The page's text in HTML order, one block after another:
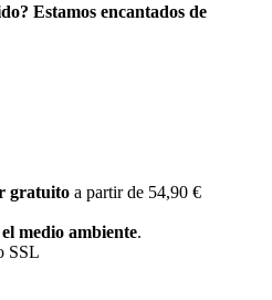
Estamos encantados de
gratuito a partir de 54,90 €
medio ambiente.
SSL